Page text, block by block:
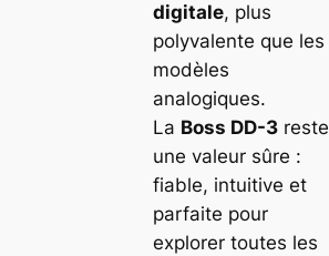
digitale, plus
polyvalente que les
modèles
analogiques.
La Boss DD-3reste
une valeur sûre :
fiable, intuitive et
parfaite pour
explorer toutes les